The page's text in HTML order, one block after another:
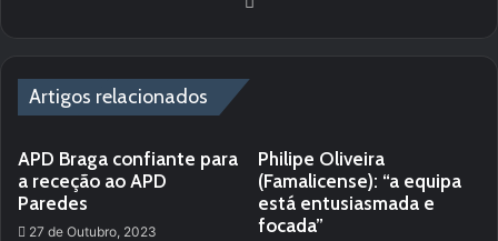
Artigos relacionados
APD Braga confiante para
a receção ao APD
Paredes
27 de Outubro, 2023
Philipe Oliveira
(Famalicense): “a equipa
está entusiasmada e
focada”